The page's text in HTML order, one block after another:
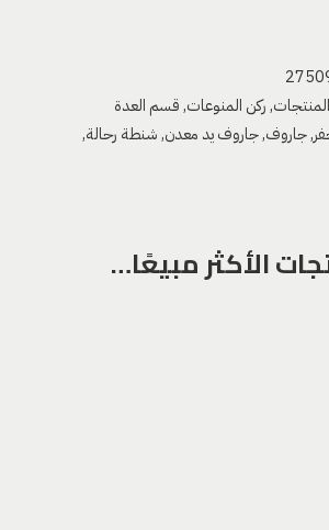
,ركن المنوعات,قسم العدة
,جاروف,جاروف يد معدن,شنطة رحالة,
الأكثر مبيعًا…